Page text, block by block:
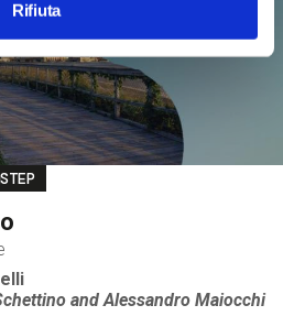
Rifiuta
andAlessandro Maiocchi